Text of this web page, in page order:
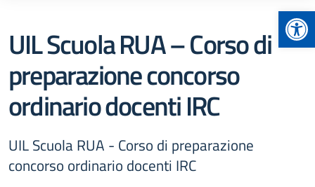
UIL Scuola RUA – Corso di
preparazione concorso
ordinario docenti IRC
UIL Scuola RUA - Corso di preparazione
concorso ordinario docenti IRC